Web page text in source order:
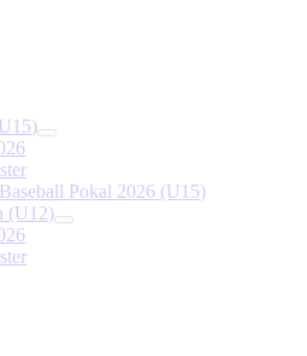
Pokal 2026 (U15)
(U12)